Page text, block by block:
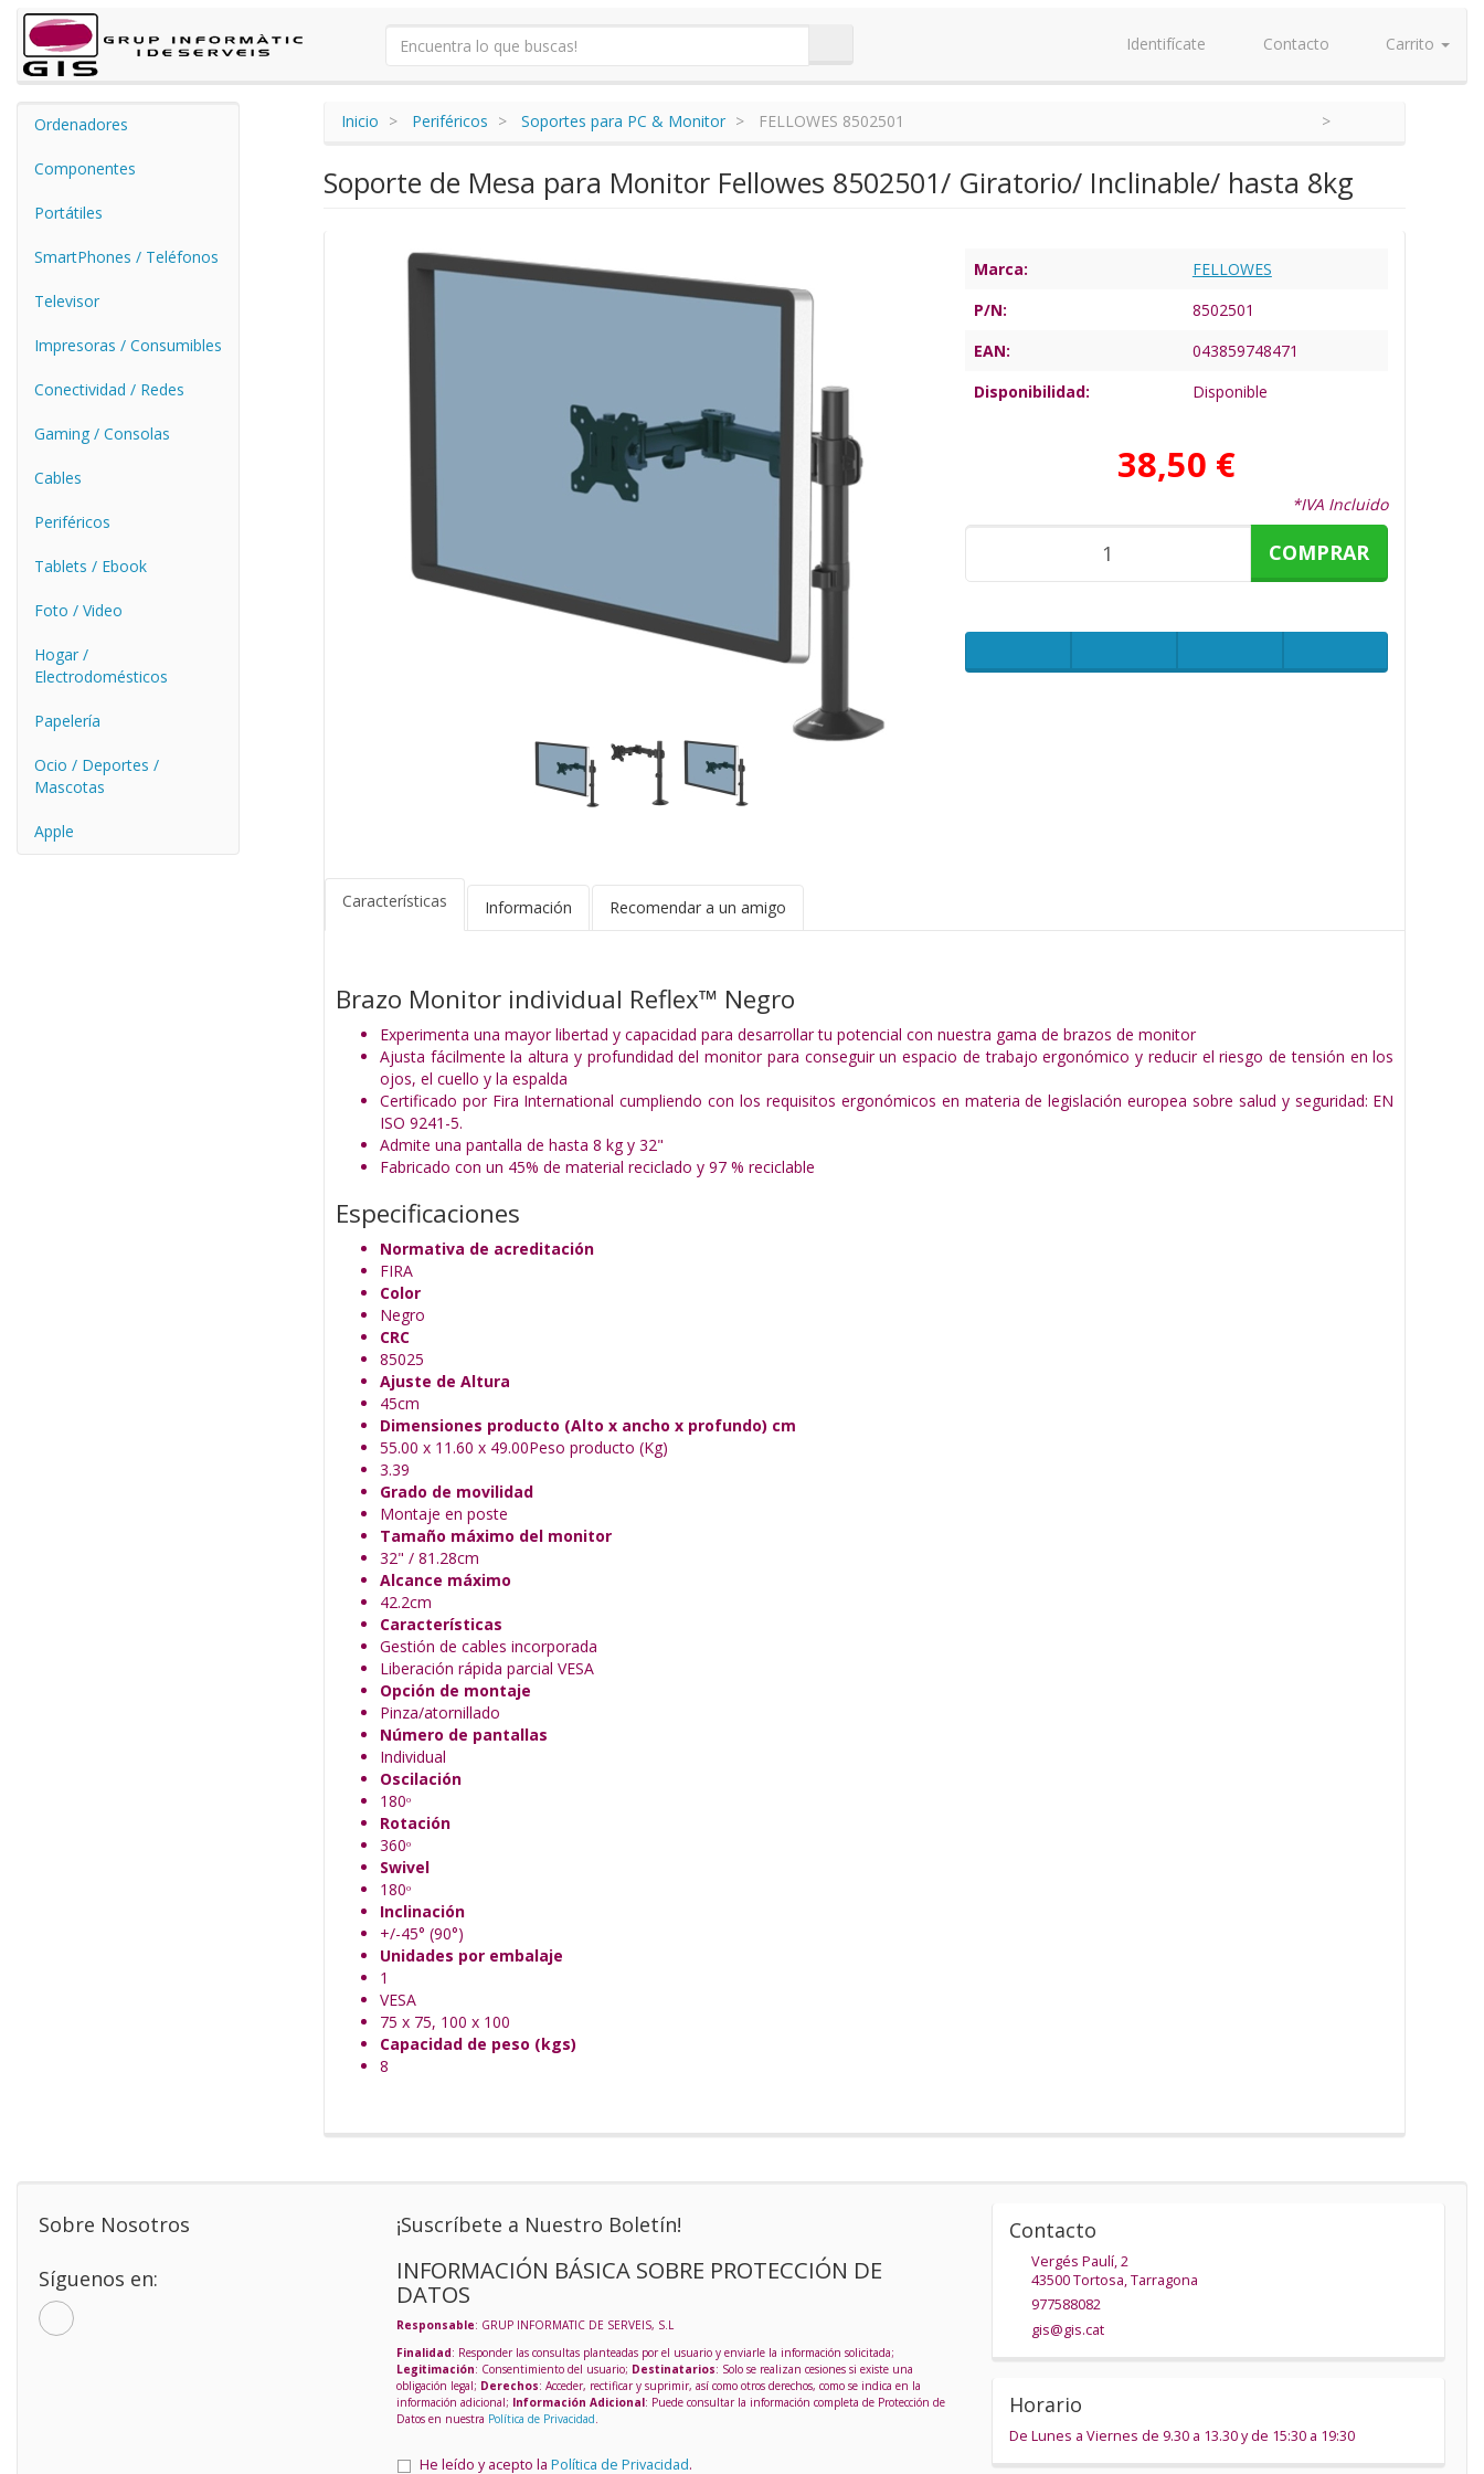
Identifícate Contacto Carrito
Ordenadores
Componentes
Portátiles
SmartPhones / Teléfonos
Televisor
Impresoras / Consumibles
Conectividad / Redes
Gaming / Consolas
Cables
Periféricos
Tablets / Ebook
Foto / Video
Hogar /
Electrodomésticos
Papelería
Ocio / Deportes /
Mascotas
Apple
Inicio Periféricos Soportes para PC & Monitor FELLOWES 8502501
Soporte de Mesa para Monitor Fellowes 8502501/ Giratorio/ Inclinable/ hasta 8kg
Marca:
FELLOWES
P/N:
8502501
EAN:
043859748471
Disponibilidad:
Disponible
38,50 €
*IVA Incluido
COMPRAR
Características Información Recomendar a un amigo
Brazo Monitor individual Reflex™ Negro
Experimenta una mayor libertad y capacidad para desarrollar tu potencial con nuestra gama de brazos de monitor
Ajusta fácilmente la altura y profundidad del monitor para conseguir un espacio de trabajo ergonómico y reducir el riesgo de tensión en los
ojos, el cuello y la espalda
Certificado por Fira International cumpliendo con los requisitos ergonómicos en materia de legislación europea sobre salud y seguridad: EN
ISO 9241-5.
Admite una pantalla de hasta 8 kg y 32"
Fabricado con un 45% de material reciclado y 97 % reciclable
Especificaciones
Normativa de acreditación
FIRA
Color
Negro
CRC
85025
Ajuste de Altura
45cm
Dimensiones producto (Alto x ancho x profundo) cm
55.00 x 11.60 x 49.00Peso producto (Kg)
3.39
Grado de movilidad
Montaje en poste
Tamaño máximo del monitor
32" / 81.28cm
Alcance máximo
42.2cm
Características
Gestión de cables incorporada
Liberación rápida parcial VESA
Opción de montaje
Pinza/atornillado
Número de pantallas
Individual
Oscilación
180ᵒ
Rotación
360ᵒ
Swivel
180ᵒ
Inclinación
+/-45° (90°)
Unidades por embalaje
1
VESA
75 x 75, 100 x 100
Capacidad de peso (kgs)
8
Sobre Nosotros
Síguenos en:
¡Suscríbete a Nuestro Boletín!
INFORMACIÓN BÁSICA SOBRE PROTECCIÓN DE
DATOS
Responsable: GRUP INFORMATIC DE SERVEIS, S.L
Finalidad: Responder las consultas planteadas por el usuario y enviarle la información solicitada;
Legitimación: Consentimiento del usuario; Destinatarios: Solo se realizan cesiones si existe una
obligación legal; Derechos: Acceder, rectificar y suprimir, así como otros derechos, como se indica en la
información adicional; Información Adicional: Puede consultar la información completa de Protección de
Datos en nuestra Política de Privacidad.
He leído y acepto la Política de Privacidad.
Contacto
Vergés Paulí, 2
43500Tortosa,Tarragona
977588082
gis@gis.cat
Horario
De Lunes a Viernes de 9.30 a 13.30 y de 15:30 a 19:30